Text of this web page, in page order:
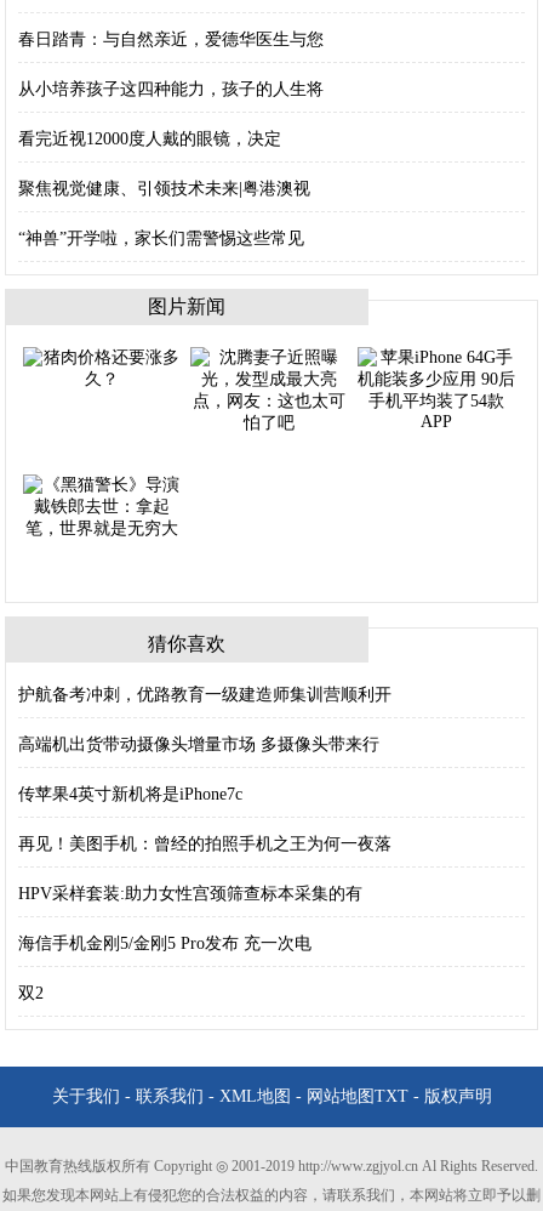
春日踏青：与自然亲近，爱德华医生与您
从小培养孩子这四种能力，孩子的人生将
看完近视12000度人戴的眼镜，决定
聚焦视觉健康、引领技术未来|粤港澳视
“神兽”开学啦，家长们需警惕这些常见
图片新闻
猜你喜欢
护航备考冲刺，优路教育一级建造师集训营顺利开
高端机出货带动摄像头增量市场 多摄像头带来行
传苹果4英寸新机将是iPhone7c
再见！美图手机：曾经的拍照手机之王为何一夜落
HPV采样套装:助力女性宫颈筛查标本采集的有
海信手机金刚5/金刚5 Pro发布 充一次电
双2
关于我们 - 联系我们 - XML地图 - 网站地图 TXT- 版权声明
中国教育热线版权所有 Copyright ◎ 2001-2019 http://www.zgjyol.cn Al Rights Reserved.
如果您发现本网站上有侵犯您的合法权益的内容，请联系我们，本网站将立即予以删